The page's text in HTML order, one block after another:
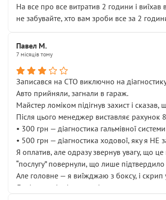
На все про все витратив 2 години і
не забувайте, хто вам зроби все за 2
Павел М.
7 місяців тому
Записався на СТО виключно на
Авто прийняли, загнали в гараж.
Майстер ломіком підігнув захист і сказав,
Після цього менеджер виставляє рахунок
• 300 грн — діагностика гальмівної системи
• 500 грн — діагностика ходової, яку я НЕ
Я оплатив, але одразу звернув увагу, що
“послугу” повернули, що лише
Але головне — я виїжджаю з боксу, і скрип
Далі ситуація тільки погіршилась: